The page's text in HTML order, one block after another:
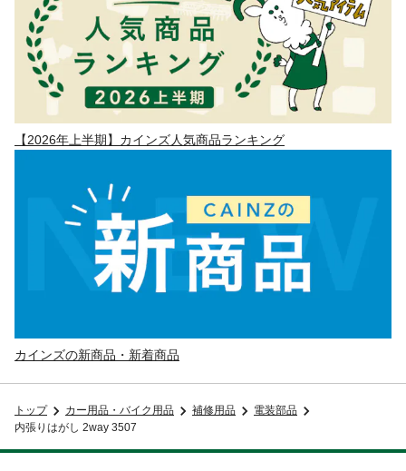
【2026年上半期】カインズ人気商品ランキング
カインズの新商品・新着商品
トップ カー用品・バイク用品 補修用品
電装部品
内張りはがし 2way 3507